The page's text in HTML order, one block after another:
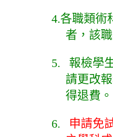
4.各職類術
者，該
5. 報檢學
請更改
得退費。
6. 申請免